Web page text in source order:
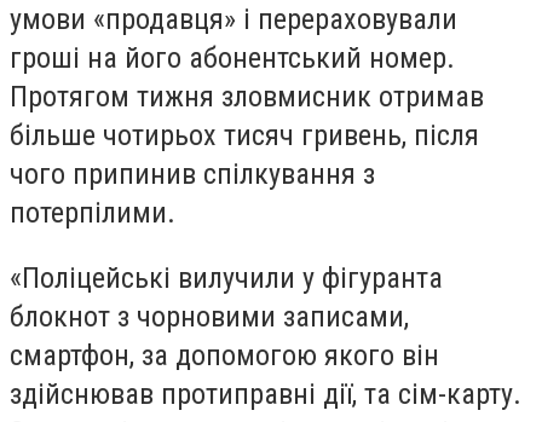
умови «продавця» і перераховували
гроші на його абонентський номер.
Протягом тижня зловмисник отримав
більше чотирьох тисяч гривень, після
чого припинив спілкування з
потерпілими.
«Поліцейські вилучили у фігуранта
блокнот з чорновими записами,
смартфон, за допомогою якого він
здійснював протиправні дії, та сім-карту.